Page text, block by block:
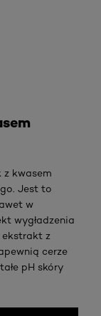
z kwasem
Jest to
w
wygładzenia
ekstrakt z
cerze
pH skóry